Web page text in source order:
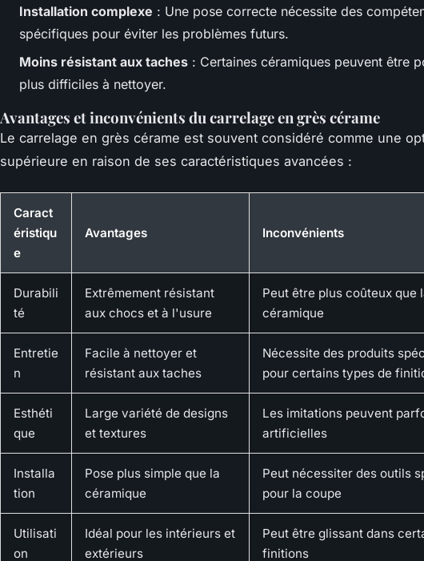
Installation complexe : Une pose correcte nécessite des
spécifiques pour éviter les problèmes futurs.
Moins résistant aux taches : Certaines céramiques peuvent être
plus difficiles à nettoyer.
Avantages et inconvénients du carrelage en grès cérame
Le carrelage en grès cérame est souvent considéré comme une
supérieure en raison de ses caractéristiques avancées :
Caract
éristiqu
e
Avantages Inconvénients
Durabili
té
Extrêmement résistant
aux chocs et à l'usure
Peut être plus coûteux que
céramique
Entretie
n
Facile à nettoyer et
résistant aux taches
Nécessite des produits
pour certains types de
Esthéti
que
Large variété de designs
et textures
Les imitations peuvent
artificielles
Installa
tion
Pose plus simple que la
céramique
Peut nécessiter des outils
pour la coupe
Utilisati
on
Idéal pour les intérieurs et
extérieurs
Peut être glissant dans
finitions